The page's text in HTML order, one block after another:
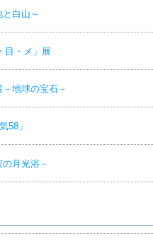
白山～
目・メ」展
－地球の宝石－
58」
月光浴－